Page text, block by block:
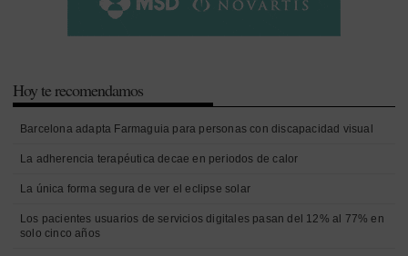
Hoy te recomendamos
Barcelona adapta Farmaguia para personas con discapacidad visual
La adherencia terapéutica decae en periodos de calor
La única forma segura de ver el eclipse solar
Los pacientes usuarios de servicios digitales pasan del 12% al 77% en
solo cinco años